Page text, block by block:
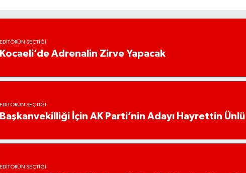
EDITÖRÜN SEÇTIĞI
Kocaeli’de Adrenalin Zirve Yapacak
EDITÖRÜN SEÇTIĞI
Başkanvekilliği İçin AK Parti’nin Adayı Hayrettin Ünlü
EDITÖRÜN SEÇTIĞI